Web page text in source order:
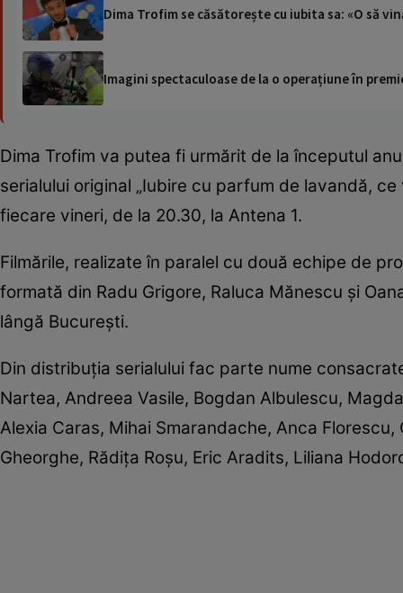
Dima Trofim se căsătorește cu iubita sa: «O să
Imagini spectaculoase de la o operațiune în
Dima Trofim va putea fi urmărit de la începutul
serialului original „Iubire cu parfum de lavandă,
fiecare vineri, de la 20.30, la Antena 1.
Filmările, realizate în paralel cu două echipe de
formată din Radu Grigore, Raluca Mănescu şi
lângă Bucureşti.
Din distribuția serialului fac parte nume
Nartea, Andreea Vasile, Bogdan Albulescu,
Alexia Caras, Mihai Smarandache, Anca
Gheorghe, Rădiţa Roşu, Eric Aradits, Liliana